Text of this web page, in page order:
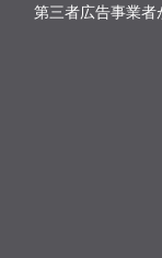
第三者広告事業者